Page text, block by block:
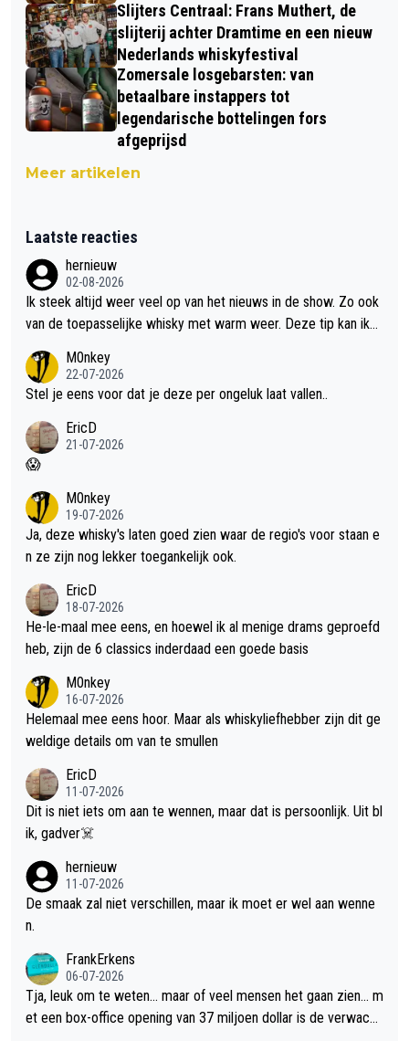
Slijters Centraal: Frans Muthert, de
slijterij achter Dramtime en een nieuw
Nederlands whiskyfestival
Zomersale losgebarsten: van
betaalbare instappers tot
legendarische bottelingen fors
afgeprijsd
Meer artikelen
Laatste reacties
hernieuw
02-08-2026
Ik steek altijd weer veel op van het nieuws in de show. Zo ook
van de toepasselijke whisky met warm weer. Deze tip kan ik
M0nkey
22-07-2026
Stel je eens voor dat je deze per ongeluk laat vallen..
EricD
21-07-2026
😱
M0nkey
19-07-2026
Ja, deze whisky's laten goed zien waar de regio's voor staan e
n ze zijn nog lekker toegankelijk ook.
EricD
18-07-2026
He-le-maal mee eens, en hoewel ik al menige drams geproefd
heb, zijn de 6 classics inderdaad een goede basis
M0nkey
16-07-2026
Helemaal mee eens hoor. Maar als whiskyliefhebber zijn dit ge
weldige details om van te smullen
EricD
11-07-2026
Dit is niet iets om aan te wennen, maar dat is persoonlijk. Uit bl
ik, gadver☠️
hernieuw
11-07-2026
De smaak zal niet verschillen, maar ik moet er wel aan wenne
n.
FrankErkens
06-07-2026
Tja, leuk om te weten... maar of veel mensen het gaan zien... m
et een box-office opening van 37 miljoen dollar is de verwacht